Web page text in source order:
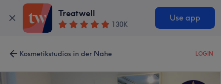
Treatwell
130K
Use app
Kosmetikstudios in der Nähe LOGIN